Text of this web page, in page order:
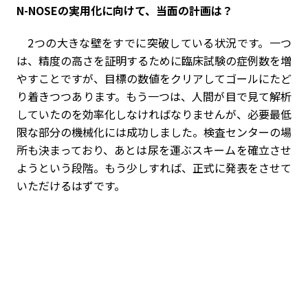
――N-NOSEの実用化に向けて、当面の計画は？
2つの大きな壁をすでに突破している状況です。一つ
は、精度の高さを証明するために臨床試験の症例数を増
やすことですが、目標の数値をクリアしてゴールにたど
り着きつつあります。もう一つは、人間が目で見て解析
していたのを効率化しなければなりませんが、必要最低
限な部分の機械化には成功しました。検査センターの場
所も決まっており、あとは尿を運ぶスキームを確立させ
ようという段階。もう少しすれば、正式に発表をさせて
いただけるはずです。